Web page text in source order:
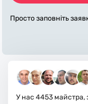
Просто заповніть
питання по «ремонт
еріали. Виконавці
че місце.
У нас 4453 майстра,